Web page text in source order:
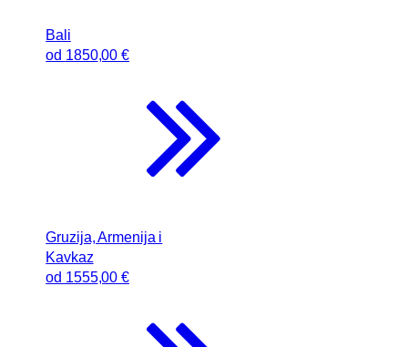
Bali
od 1850,00 €
Gruzija, Armenija i
Kavkaz
od 1555,00 €